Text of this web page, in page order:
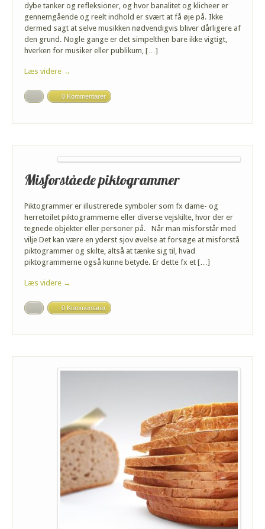
dybe tanker og refleksioner, og hvor banalitet og klicheer er
gennemgående og reelt indhold er svært at få øje på. Ikke
dermed sagt at selve musikken nødvendigvis bliver dårligere af
den grund. Nogle gange er det simpelthen bare ikke vigtigt,
hverken for musiker eller publikum, […]
Læs videre →
0 Kommentarer
Misforståede piktogrammer
Piktogrammer er illustrerede symboler som fx dame- og
herretoilet piktogrammerne eller diverse vejskilte, hvor der er
tegnede objekter eller personer på. Når man misforstår med
vilje Det kan være en yderst sjov øvelse at forsøge at misforstå
piktogrammer og skilte, altså at tænke sig til, hvad
piktogrammerne også kunne betyde. Er dette fx et […]
Læs videre →
0 Kommentarer